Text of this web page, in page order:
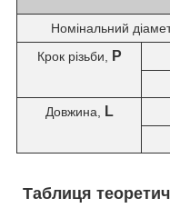
Номінальний
Крок різьби,
P
Довжина,
L
Таблиця